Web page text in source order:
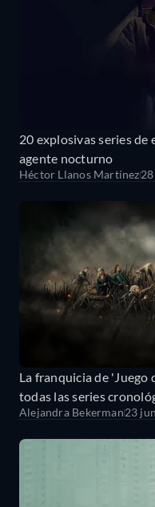
20 explosivas series de
agente nocturno
Héctor Llanos Martínez28
La franquicia de 'Juego
todas las series
Alejandra Bekerman23